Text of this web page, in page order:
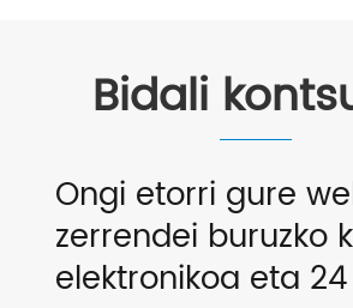
Bidali
Ongi etorri gure
zerrendei buruzko
elektronikoa eta